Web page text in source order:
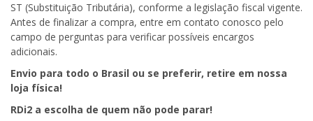
ST (Substituição Tributária), conforme a legislação fiscal vigente.
Antes de finalizar a compra, entre em contato conosco pelo
campo de perguntas para verificar possíveis encargos
adicionais.
Envio para todo o Brasil ou se preferir, retire em nossa
loja física!
RDi2 a escolha de quem não pode parar!